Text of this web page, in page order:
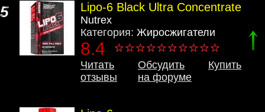
5 Lipo-6 Black Ultra Concentrate
Nutrex
Категория: Жиросжигатели
8.4
Читать
отзывы
Обсудить
на форуме
Купить